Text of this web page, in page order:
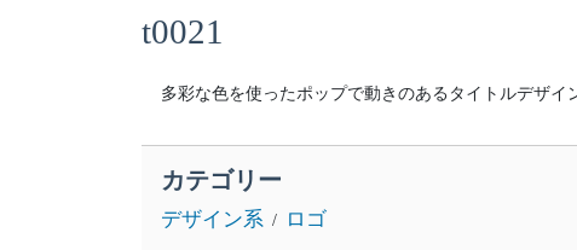
t0021
多彩な色を使ったポップで動きのあるタイトルデザイ
カテゴリー
デザイン系 ロゴ